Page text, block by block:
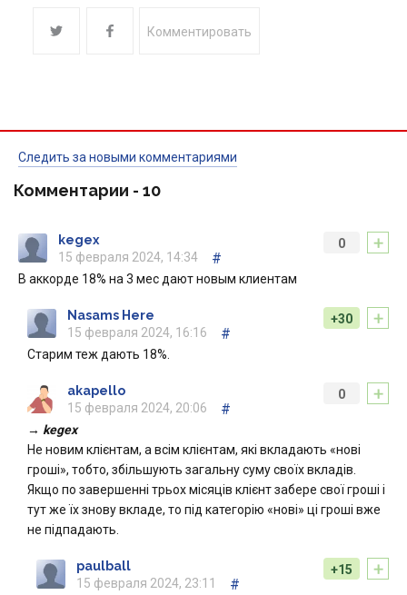
Комментировать
Следить за новыми комментариями
Комментарии - 10
+
0
kegex
15 февраля 2024, 14:34
#
В аккорде 18% на 3 мес дают новым клиентам
+
+30
Nasams Here
15 февраля 2024, 16:16
#
Старим теж дають 18%.
+
0
akapello
15 февраля 2024, 20:06
#
→ kegex
Не новим клієнтам, а всім клієнтам, які вкладають «нові
гроші», тобто, збільшують загальну суму своїх вкладів.
Якщо по завершенні трьох місяців клієнт забере свої гроші і
тут же їх знову вкладе, то під категорію «нові» ці гроші вже
не підпадають.
+
+15
paulball
15 февраля 2024, 23:11
#